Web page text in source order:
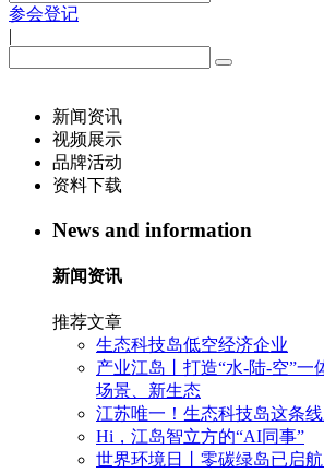
参会登记
|
新闻资讯
视频展示
品牌活动
资料下载
News and information
新闻资讯
推荐文章
生态科技岛低空经济企业
产业江岛丨打造“水-陆-空”一
场景、新生态
江苏唯一！生态科技岛这条
Hi，江岛智立方的“AI同事”
世界环境日丨零碳绿岛已启航